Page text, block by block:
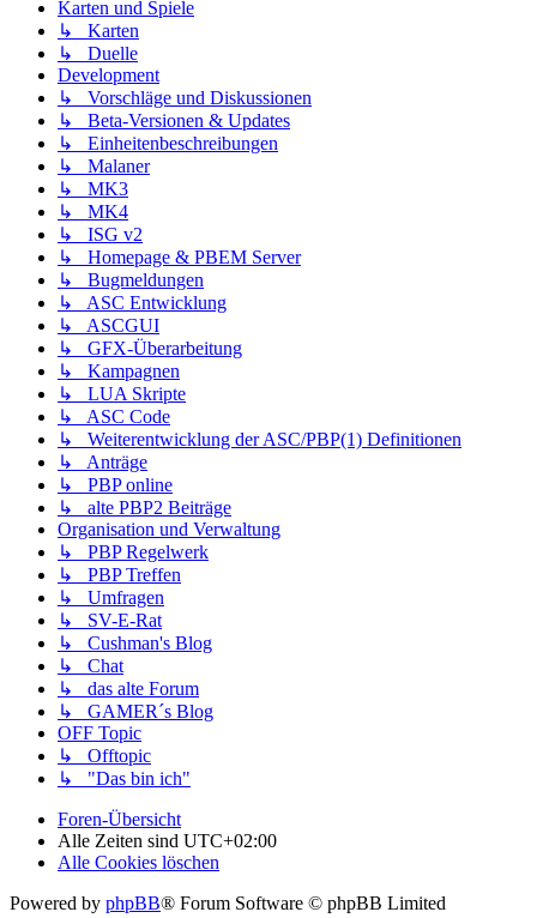
Karten und Spiele
↳ Karten
↳ Duelle
Development
↳ Vorschläge und Diskussionen
↳ Beta-Versionen & Updates
↳ Einheitenbeschreibungen
↳ Malaner
↳ MK3
↳ MK4
↳ ISG v2
↳ Homepage & PBEM Server
↳ Bugmeldungen
↳ ASC Entwicklung
↳ ASCGUI
↳ GFX-Überarbeitung
↳ Kampagnen
↳ LUA Skripte
↳ ASC Code
↳ Weiterentwicklung der ASC/PBP(1) Definitionen
↳ Anträge
↳ PBP online
↳ alte PBP2 Beiträge
Organisation und Verwaltung
↳ PBP Regelwerk
↳ PBP Treffen
↳ Umfragen
↳ SV-E-Rat
↳ Cushman's Blog
↳ Chat
↳ das alte Forum
↳ GAMER´s Blog
OFF Topic
↳ Offtopic
↳ "Das bin ich"
Foren-Übersicht
Alle Zeiten sind UTC+02:00
Alle Cookies löschen
Powered by phpBB® Forum Software © phpBB Limited